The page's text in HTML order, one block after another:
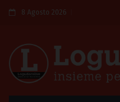
8 Agosto 2026